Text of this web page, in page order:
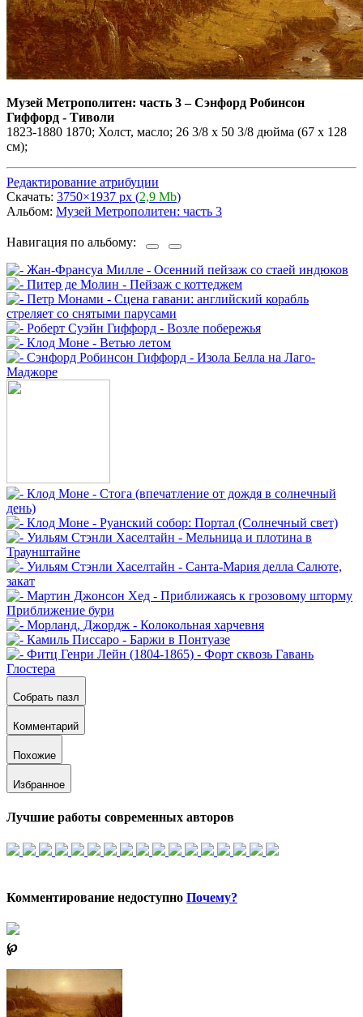
Музей Метрополитен: часть 3–Сэнфорд Робинсон
Гиффорд - Тиволи
1823-1880 1870; Холст, масло; 26 3/8 х 50 3/8 дюйма (67 х 128
см);
Редактирование атрибуции
Скачать: 3750×1937 px (2,9 Mb)
Альбом: Музей Метрополитен: часть 3
Навигация по альбому:
Собрать пазл
Комментарий
Похожие
Избранное
Лучшие работы современных авторов
Комментирование недоступно Почему?
℘